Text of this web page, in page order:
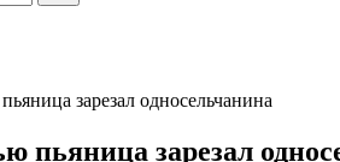
зарезал односельчанина
пьяница зарезал